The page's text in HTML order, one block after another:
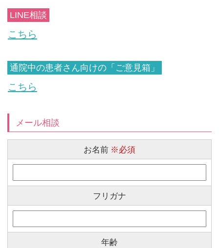
LINE相談
こちら
通院中の患者さん向けの「ご意見箱」
こちら
メール相談
お名前 ※必須
フリガナ
年齢